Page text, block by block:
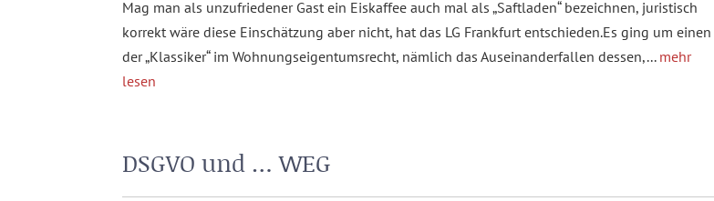
Mag man als unzufriedener Gast ein Eiskaffee auch mal als „Saftladen“ bezeichnen, juristisch
korrekt wäre diese Einschätzung aber nicht, hat das LG Frankfurt entschieden.Es ging um einen
der „Klassiker“ im Wohnungseigentumsrecht, nämlich das Auseinanderfallen dessen,... mehr
lesen
DSGVO und … WEG